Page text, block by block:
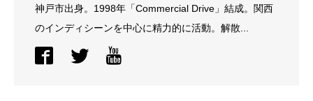
神戸市出身。1998年「Commercial Drive」結成。関西
のインディシーンを中心に精力的に活動。解散...